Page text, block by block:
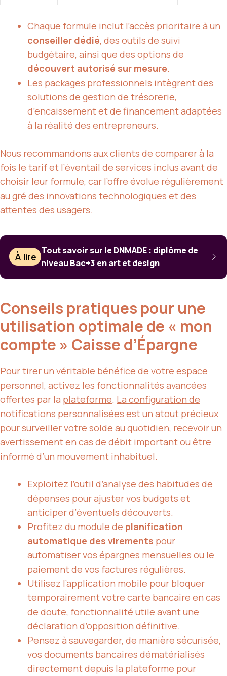
Chaque formule inclut l’accès prioritaire à un
conseiller dédié, des outils de suivi
budgétaire, ainsi que des options de
découvert autorisé sur mesure.
Les packages professionnels intègrent des
solutions de gestion de trésorerie,
d’encaissement et de financement adaptées
à la réalité des entrepreneurs.
Nous recommandons aux clients de comparer à la
fois le tarif et l’éventail de services inclus avant de
choisir leur formule, car l’offre évolue régulièrement
au gré des innovations technologiques et des
attentes des usagers.
À lire
Tout savoir sur le DNMADE : diplôme de
niveau Bac+3 en art et design
Conseils pratiques pour une
utilisation optimale de « mon
compte » Caisse d’Épargne
Pour tirer un véritable bénéfice de votre espace
personnel, activez les fonctionnalités avancées
offertes par la plateforme. La configuration de
notifications personnalisées est un atout précieux
pour surveiller votre solde au quotidien, recevoir un
avertissement en cas de débit important ou être
informé d’un mouvement inhabituel.
Exploitez l’outil d’analyse des habitudes de
dépenses pour ajuster vos budgets et
anticiper d’éventuels découverts.
Profitez du module de planification
automatique des virements pour
automatiser vos épargnes mensuelles ou le
paiement de vos factures régulières.
Utilisez l’application mobile pour bloquer
temporairement votre carte bancaire en cas
de doute, fonctionnalité utile avant une
déclaration d’opposition définitive.
Pensez à sauvegarder, de manière sécurisée,
vos documents bancaires dématérialisés
directement depuis la plateforme pour